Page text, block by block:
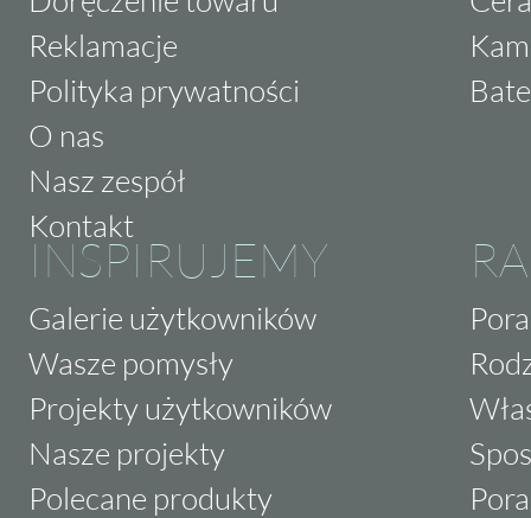
Reklamacje
Polityka prywatności
O nas
Nasz zespół
Kontakt
INSPIRUJEMY
Galerie użytkowników
Wasze pomysły
Projekty użytkowników
Nasze projekty
Polecane produkty